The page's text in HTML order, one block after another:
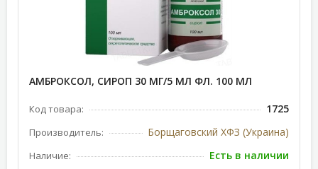
АМБРОКСОЛ, СИРОП 30 МГ/5 МЛ ФЛ. 100 МЛ
Код товара: 1725
Производитель: Борщаговский ХФЗ (Украина)
Наличие: Есть в наличии